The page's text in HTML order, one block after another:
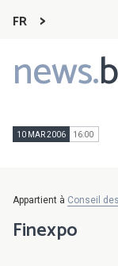
FR
news.
Main
navigation
10 MAR 2006 16:00
Appartient à Conseil
Finexpo